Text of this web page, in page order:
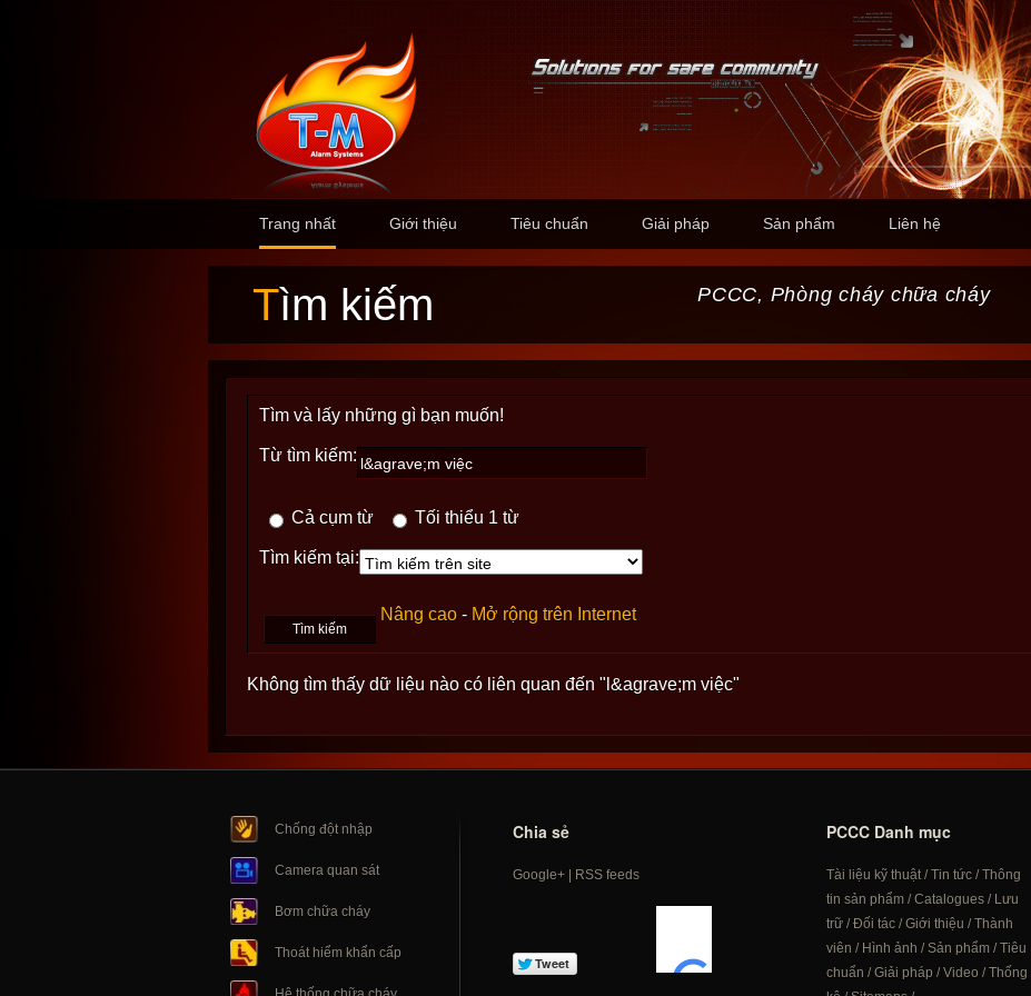
Trang nhất Giới thiệu Tiêu chuẩn Giải pháp Sản phẩm Liên hệ
Tìm kiếm PCCC, Phòng cháy chữa cháy
Tìm và lấy những gì bạn muốn!
Từ tìm kiếm:
Cả cụm từ Tối thiểu 1 từ
Tìm kiếm tại:
Nâng cao - Mở rộng trên Internet
Không tìm thấy dữ liệu nào có liên quan đến "l&agrave;m việc"
Chống đột nhập
Camera quan sát
Bơm chữa cháy
Thoát hiểm khẩn cấp
Chia sẻ
Google+| RSS feeds
PCCC Danh mục
Tài liệu kỹ thuật/Tin tức/Thông
tin sản phẩm/Catalogues/ Lưu
trữ/Đối tác/Giới thiệu /Thành
viên / Hình ảnh /Sản phẩm/Tiêu
chuẩn /Giải pháp /Video /Thống